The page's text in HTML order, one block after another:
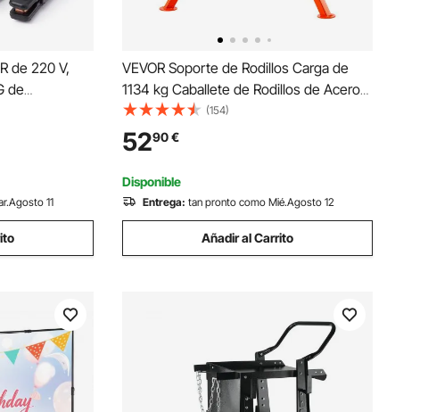
de 220 V,
de
pantalla
de
en
VRD,
MMA
11
VEVOR Soporte de Rodillos Carga de
1134 kg Caballete de Rodillos de Acero
Altura Ajustable de 70-132 cm Soporte
de Caballete Plegable Soporte de Rodillo
para Sierra de Mesa Amoladora
Cepilladora
(154)
5290€
Disponible
Entrega: tan pronto como Mié.Agosto 12
Añadir al Carrito